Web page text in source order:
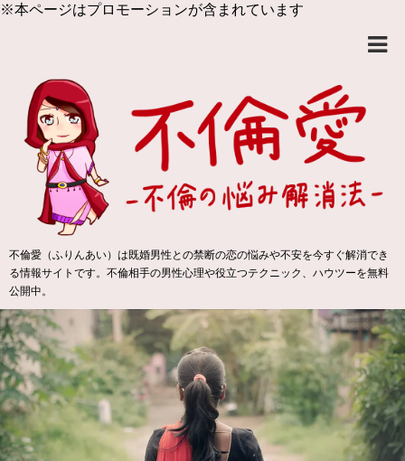
※本ページはプロモーションが含まれています
不倫愛（ふりんあい）は既婚男性との禁断の恋の悩みや不安を今すぐ解消でき
る情報サイトです。不倫相手の男性心理や役立つテクニック、ハウツーを無料
公開中。